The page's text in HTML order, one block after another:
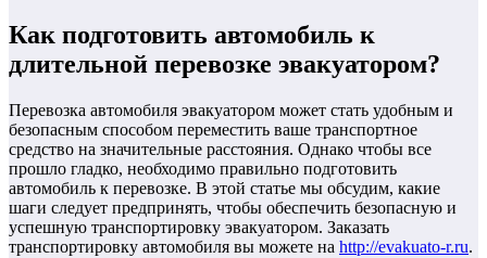
Как подготовить автомобиль к
длительной перевозке эвакуатором?
Перевозка автомобиля эвакуатором может стать удобным и
безопасным способом переместить ваше транспортное
средство на значительные расстояния. Однако чтобы все
прошло гладко, необходимо правильно подготовить
автомобиль к перевозке. В этой статье мы обсудим, какие
шаги следует предпринять, чтобы обеспечить безопасную и
успешную транспортировку эвакуатором. Заказать
транспортировку автомобиля вы можете на http://evakuato-r.ru.